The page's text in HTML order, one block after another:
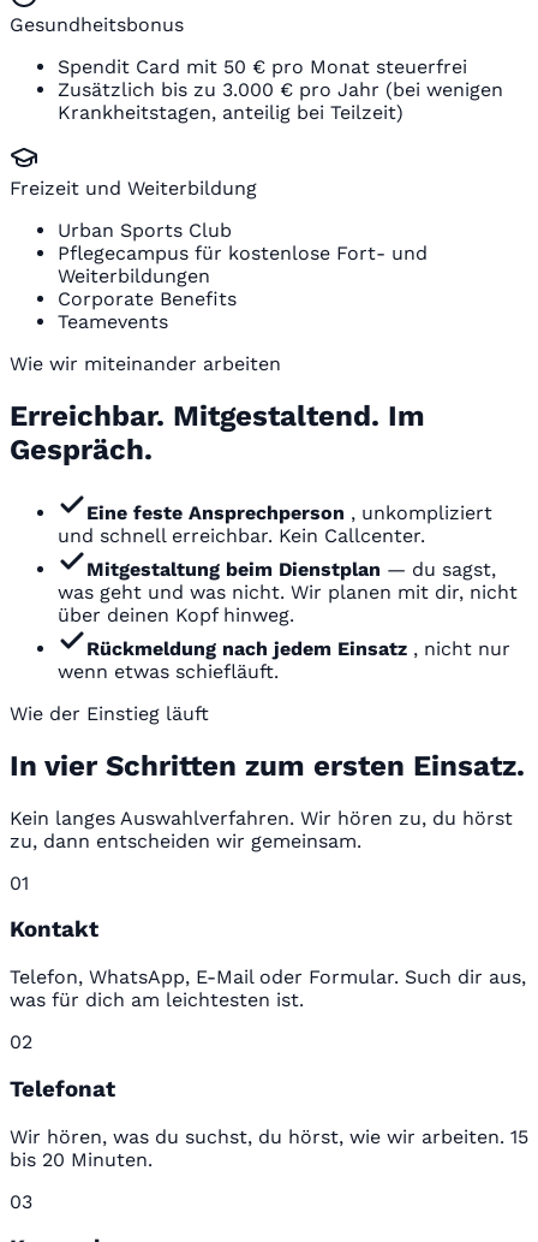
Gesundheitsbonus
Spendit Card mit 50 € pro Monat steuerfrei
Zusätzlich bis zu 3.000 € pro Jahr (bei wenigen
Krankheitstagen, anteilig bei Teilzeit)
Freizeit und Weiterbildung
Urban Sports Club
Pflegecampus für kostenlose Fort- und
Weiterbildungen
Corporate Benefits
Teamevents
Wie wir miteinander arbeiten
Erreichbar. Mitgestaltend. Im
Gespräch.
Eine feste Ansprechperson , unkompliziert
und schnell erreichbar. Kein Callcenter.
Mitgestaltung beim Dienstplan — du sagst,
was geht und was nicht. Wir planen mit dir, nicht
über deinen Kopf hinweg.
Rückmeldung nach jedem Einsatz , nicht nur
wenn etwas schiefläuft.
Wie der Einstieg läuft
In vier Schritten zum ersten Einsatz.
Kein langes Auswahlverfahren. Wir hören zu, du hörst
zu, dann entscheiden wir gemeinsam.
01
Kontakt
Telefon, WhatsApp, E-Mail oder Formular. Such dir aus,
was für dich am leichtesten ist.
02
Telefonat
Wir hören, was du suchst, du hörst, wie wir arbeiten. 15
bis 20 Minuten.
03